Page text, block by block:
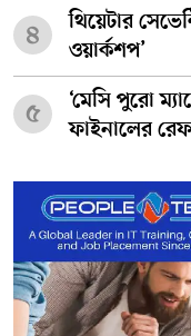
৪
থিয়েটার
ওয়ার্কশপ’
৫
‘মেসি পুরো
ফাইনালের